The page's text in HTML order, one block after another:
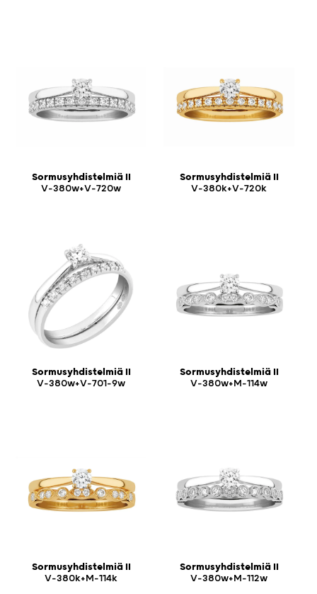
Sormusyhdistelmiä II
V-380w+V-720w
Sormusyhdistelmiä II
V-380k+V-720k
Sormusyhdistelmiä II
V-380w+V-701-9w
Sormusyhdistelmiä II
V-380w+M-114w
Sormusyhdistelmiä II
V-380k+M-114k
Sormusyhdistelmiä II
V-380w+M-112w